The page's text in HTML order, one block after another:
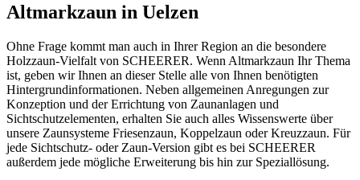
Altmarkzaun in Uelzen
Ohne Frage kommt man auch in Ihrer Region an die besondere
Holzzaun-Vielfalt von SCHEERER. Wenn Altmarkzaun Ihr Thema
ist, geben wir Ihnen an dieser Stelle alle von Ihnen benötigten
Hintergrundinformationen. Neben allgemeinen Anregungen zur
Konzeption und der Errichtung von Zaunanlagen und
Sichtschutzelementen, erhalten Sie auch alles Wissenswerte über
unsere Zaunsysteme Friesenzaun, Koppelzaun oder Kreuzzaun. Für
jede Sichtschutz- oder Zaun-Version gibt es bei SCHEERER
außerdem jede mögliche Erweiterung bis hin zur Speziallösung.